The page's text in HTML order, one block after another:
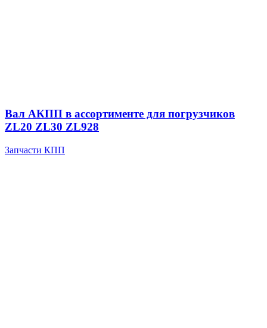
Вал АКПП в ассортименте для погрузчиков
ZL20 ZL30 ZL928
Запчасти КПП